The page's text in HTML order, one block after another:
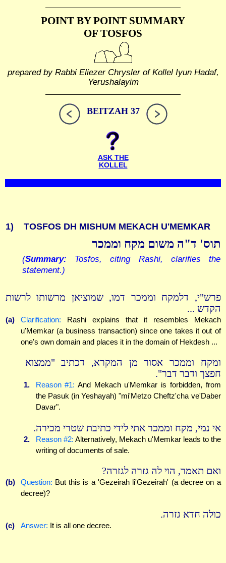
POINT BY POINT SUMMARY
OF TOSFOS
prepared by Rabbi Eliezer Chrysler of Kollel Iyun Hadaf,
Yerushalayim
BEITZAH 37
ASK THE
KOLLEL
1) TOSFOS DH MISHUM MEKACH U'MEMKAR
תוס' ד"ה משום מקח וממכר
(Summary: Tosfos, citing Rashi, clarifies the
statement.)
פרש"י, דלמקח וממכר דמו, שמוציאן מרשותו לרשות
הקדש ...
(a) Clarification: Rashi explains that it resembles Mekach
u'Memkar (a business transaction) since one takes it out of
one's own domain and places it in the domain of Hekdesh ...
ומקח וממכר אסור מן המקרא, דכתיב "ממצוא
חפצך ודבר דבר".
1. Reason #1: And Mekach u'Memkar is forbidden, from
the Pasuk (in Yeshayah) "mi'Metzo Cheftz'cha ve'Daber
Davar".
אי נמי, מקח וממכר אתי לידי כתיבת שטרי מכירה.
2. Reason #2: Alternatively, Mekach u'Memkar leads to the
writing of documents of sale.
ואם תאמר, הוי לה גזרה לגזרה?
(b) Question: But this is a 'Gezeirah li'Gezeirah' (a decree on a
decree)?
כולה חדא גזרה.
(c) Answer: It is all one decree.